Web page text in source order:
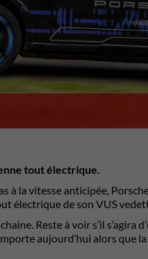
tout électrique.
la vitesse anticipée,
électrique de son VUS
Reste à voir s’il
aujourd’hui alors que